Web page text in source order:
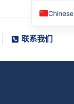
联系我们
Chinese